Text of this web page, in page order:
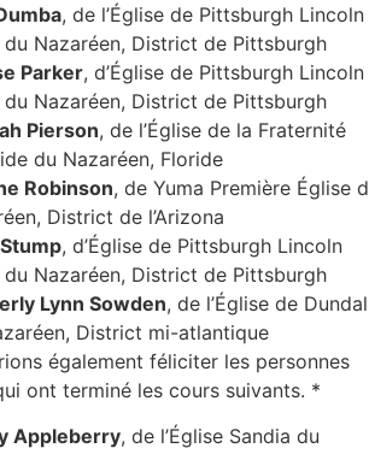
, de l’Église de Pittsburgh Lincoln
du Nazaréen, District de Pittsburgh
Parker, d’Église de Pittsburgh Lincoln
du Nazaréen, District de Pittsburgh
Pierson, de l’Église de la Fraternité
du Nazaréen, Floride
Robinson, de Yuma Première Église
District de l’Arizona
, d’Église de Pittsburgh Lincoln
du Nazaréen, District de Pittsburgh
Lynn Sowden, de l’Église de
District mi-atlantique
également féliciter les personnes
ont terminé les cours suivants. *
Appleberry, de l’Église Sandia du